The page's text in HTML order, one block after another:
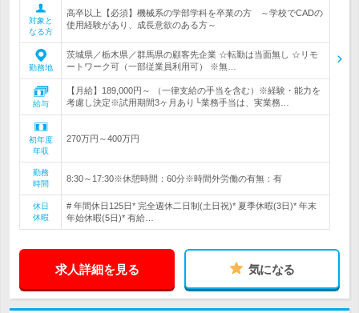
対象と
なる方
高卒以上【必須】機械系の学部学科を卒業の方 ～学校でCADの
使用経験があり、成長意欲のある方～
勤務地
茨城県／栃木県／群馬県の顧客先企業 ☆転勤は当面無し ☆リモ
ートワーク可（一部従業員利用可） ※無…
給与
【月給】189,000円～ （一律支給の手当を含む）※経験・能力を
考慮し決定※試用期間3ヶ月あり└業務手当は、実業務…
初年度
年収
270万円～400万円
勤務
時間
8:30～17:30※休憩時間：60分※時間外労働の有無：有
休日
休暇
# 年間休日125日* 完全週休二日制(土日祝)* 夏季休暇(3日)* 年末
年始休暇(5日)* 有給…
求人詳細を見る 気になる